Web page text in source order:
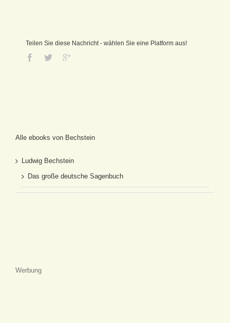
Teilen Sie diese Nachricht - wählen Sie eine Platform aus!
Alle ebooks von Bechstein
Ludwig Bechstein
Das große deutsche Sagenbuch
Werbung